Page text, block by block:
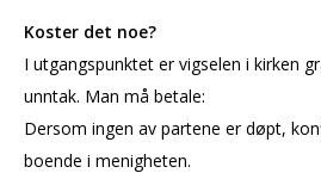
Koster det noe?
I utgangspunktet er vigselen i kirken
unntak. Man må betale:
Dersom ingen av partene er døpt,
boende i menigheten.